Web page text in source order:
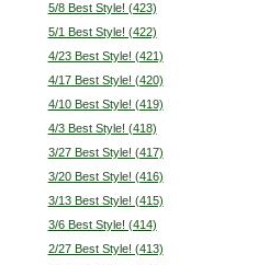
5/8 Best Style! (423)
5/1 Best Style! (422)
4/23 Best Style! (421)
4/17 Best Style! (420)
4/10 Best Style! (419)
4/3 Best Style! (418)
3/27 Best Style! (417)
3/20 Best Style! (416)
3/13 Best Style! (415)
3/6 Best Style! (414)
2/27 Best Style! (413)